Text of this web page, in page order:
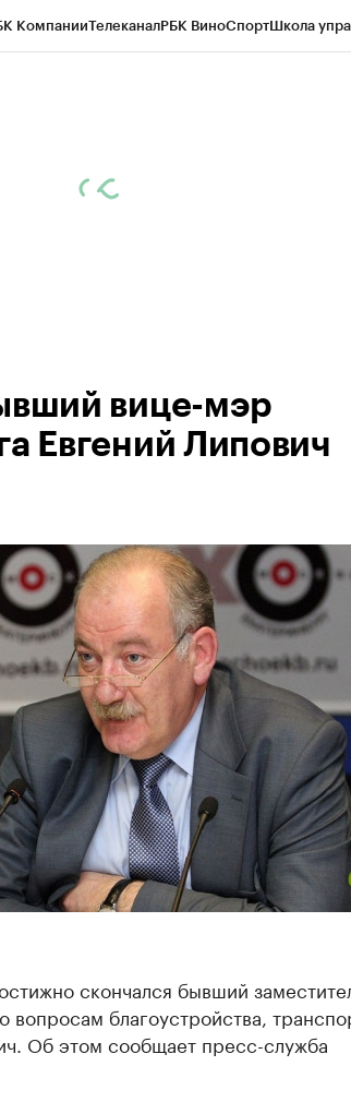
КомпанииТелеканалРБК ВиноСпортШкола
вице-мэр
Евгений Липович
скончался бывший
вопросам благоустройства,
Об этом сообщает пресс-служба